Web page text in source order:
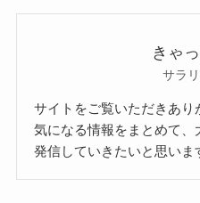
きゃ
サラ
サイトをご覧いただきあり
気になる情報をまとめて、
発信していきたいと思いま